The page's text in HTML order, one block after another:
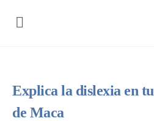
Explica la dislexia en
de Maca